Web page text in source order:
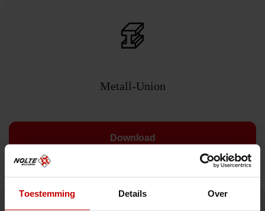
Toestemming Details Over
Metall-Union
Download